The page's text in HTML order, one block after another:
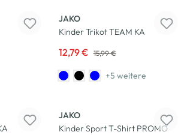
JAKO
Kinder Trikot TEAM KA
12,79 € 15,99 €
+5 weitere
JAKO
Kinder Sport T-Shirt PROMO